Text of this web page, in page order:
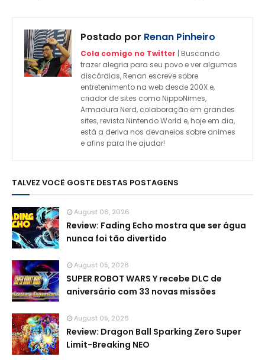
Postado por Renan Pinheiro
Cola comigo no Twitter | Buscando
trazer alegria para seu povo e ver algumas
discórdias, Renan escreve sobre
entretenimento na web desde 200X e,
criador de sites como NippoNimes,
Armadura Nerd, colaboração em grandes
sites, revista Nintendo World e, hoje em dia,
está a deriva nos devaneios sobre animes
e afins para lhe ajudar!
TALVEZ VOCÊ GOSTE DESTAS POSTAGENS
August 06, 2026
Review: Fading Echo mostra que ser água
nunca foi tão divertido
August 05, 2026
SUPER ROBOT WARS Y recebe DLC de
aniversário com 33 novas missões
August 05, 2026
Review: Dragon Ball Sparking Zero Super
Limit-Breaking NEO